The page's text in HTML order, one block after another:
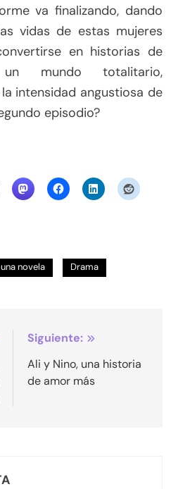
va finalizando, dando
vidas de estas mujeres
en historias de
mundo totalitario,
intensidad angustiosa de
episodio?
novela Drama
Siguiente:
Ali y Nino, una historia
de amor más